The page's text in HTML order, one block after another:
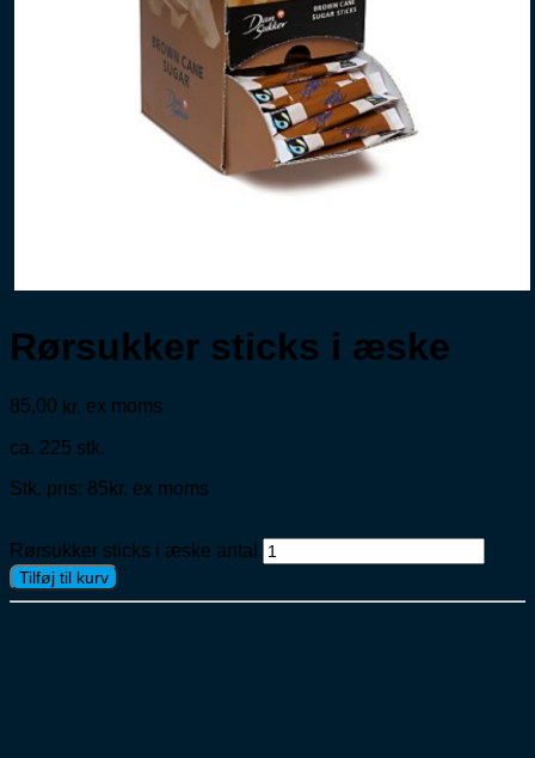
Rørsukker sticks i æske
85,00 kr. ex moms
ca. 225 stk.
Stk. pris: 85kr. ex moms
Rørsukker sticks i æske antal
Tilføj til kurv